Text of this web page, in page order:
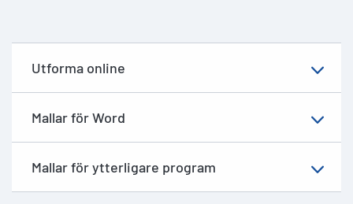
Utforma online
Mallar för Word
Mallar för ytterligare program